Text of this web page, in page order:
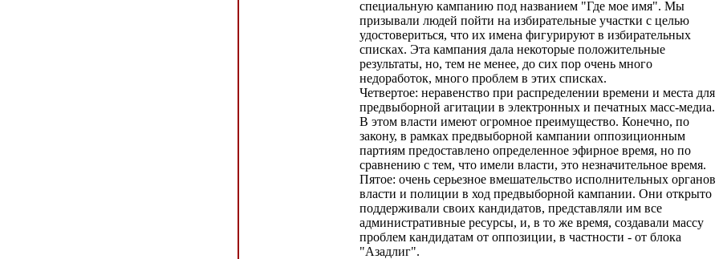
специальную кампанию под названием "Где мое имя". Мы
призывали людей пойти на избирательные участки с целью
удостовериться, что их имена фигурируют в избирательных
списках. Эта кампания дала некоторые положительные
результаты, но, тем не менее, до сих пор очень много
недоработок, много проблем в этих списках.
Четвертое: неравенство при распределении времени и места для
предвыборной агитации в электронных и печатных масс-медиа.
В этом власти имеют огромное преимущество. Конечно, по
закону, в рамках предвыборной кампании оппозиционным
партиям предоставлено определенное эфирное время, но по
сравнению с тем, что имели власти, это незначительное время.
Пятое: очень серьезное вмешательство исполнительных органов
власти и полиции в ход предвыборной кампании. Они открыто
поддерживали своих кандидатов, представляли им все
административные ресурсы, и, в то же время, создавали массу
проблем кандидатам от оппозиции, в частности - от блока
"Азадлиг".